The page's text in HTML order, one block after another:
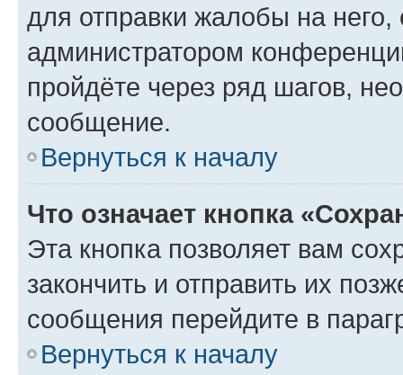
для отправки жалобы на
администратором
пройдёте через ряд шагов,
сообщение.
Вернуться к началу
Что означает кнопка
Эта кнопка позволяет вам
закончить и отправить их
сообщения перейдите в
Вернуться к началу